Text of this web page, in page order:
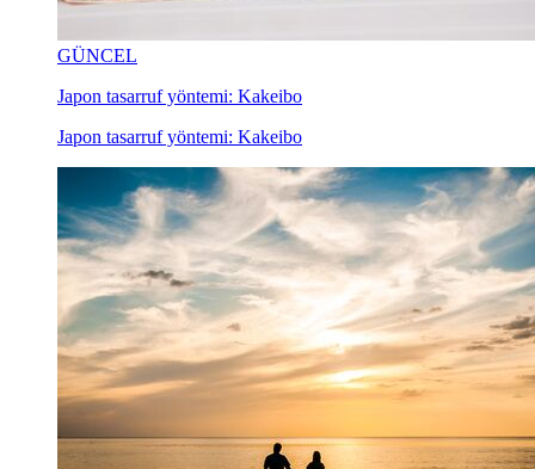
GÜNCEL
Japon tasarruf yöntemi: Kakeibo
Japon tasarruf yöntemi: Kakeibo